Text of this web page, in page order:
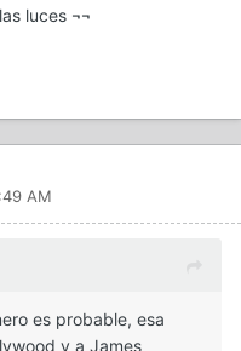
luces ¬¬
AM
es probable, esa
y a James